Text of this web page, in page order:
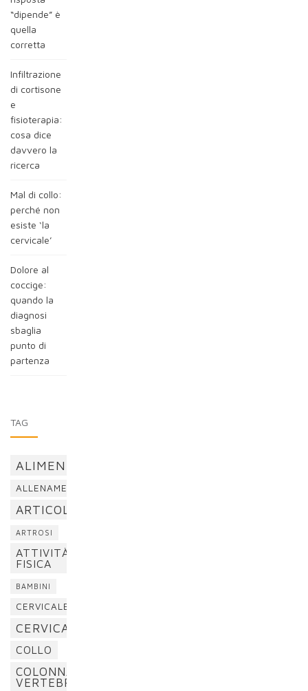
“dipende” è
quella
corretta
Infiltrazione
di cortisone
e
fisioterapia:
cosa dice
davvero la
ricerca
Mal di collo:
perché non
esiste ‘la
cervicale’
Dolore al
coccige:
quando la
diagnosi
sbaglia
punto di
partenza
TAG
ALIMENTAZIONE
ALLENAMENTO
ARTICOLAZIONI
ARTROSI
ATTIVITÀ
FISICA
BAMBINI
CERVICALE
CERVICALGIA
COLLO
COLONNA
VERTEBRALE